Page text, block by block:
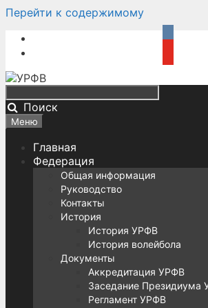
Перейти к содержимому
Поиск
Меню
Главная
Федерация
Общая информация
Руководство
Контакты
История
История УРФВ
История волейбола
Документы
Аккредитация УРФВ
Заседание Президиума
Регламент УРФВ